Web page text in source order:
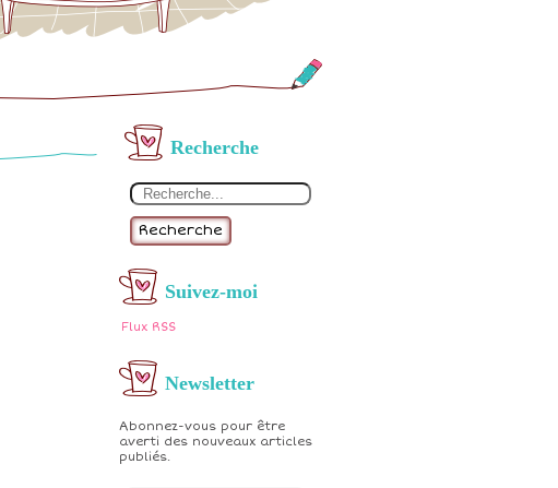
Recherche
Recherche
Suivez-moi
Flux RSS
Newsletter
Abonnez-vous pour être
averti des nouveaux articles
publiés.